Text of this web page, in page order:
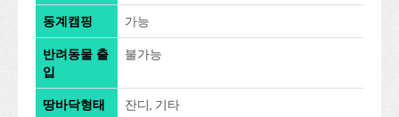
동계캠핑 가능
반려동물 출
입
불가능
땅바닥형태 잔디, 기타